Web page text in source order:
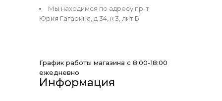
Мы находимся по адресу пр-т
Юрия Гагарина, д 34, к 3, лит Б
График работы магазина с 8:00-18:00
ежедневно
Информация